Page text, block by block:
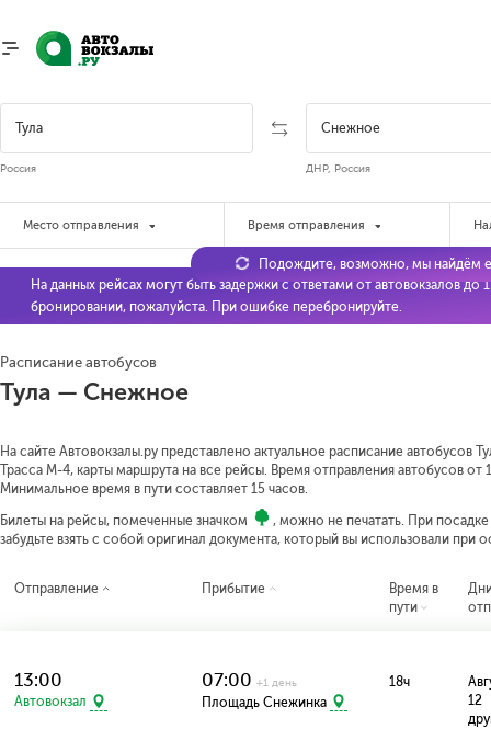
Россия ДНР, Россия
Место отправления Время отправления
На данных рейсах могут быть задержки с ответами от автовокзалов до
бронировании, пожалуйста. При ошибке перебронируйте.
Расписание автобусов
Тула — Снежное
На сайте Автовокзалы.ру представлено актуальное расписание автобусов
Трасса М-4, карты маршрута на все рейсы. Время отправления автобусов от
Минимальное время в пути составляет 15 часов.
Билеты на рейсы, помеченные значком
, можно не печатать. При
забудьте взять с собой оригинал документа, который вы использовали при
Подождите, возможно, мы найдём
Отправление Прибытие
Время в
пути
13:00
Автовокзал
07:00+1 день
Площадь Снежинка
18ч
12